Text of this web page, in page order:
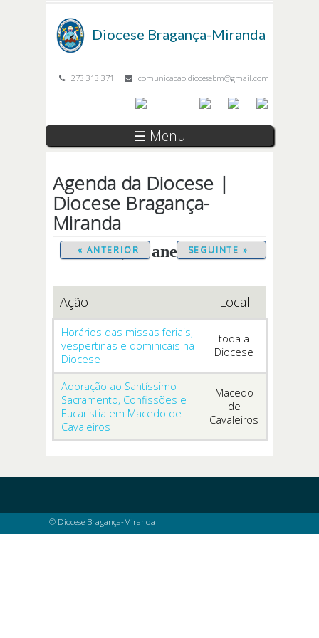
Diocese Bragança-Miranda
273 313 371 comunicacao.diocesebm@gmail.com
☰ Menu
Agenda da Diocese |
Diocese Bragança-
Miranda
Sexta, 9 Janeiro 2026
« ANTERIOR SEGUINTE »
Ação Local
Horários das missas feriais,
vespertinas e dominicais na
Diocese
toda a
Diocese
Adoração ao Santíssimo
Sacramento, Confissões e
Eucaristia em Macedo de
Cavaleiros
Macedo
de
Cavaleiros
© Diocese Bragança-Miranda